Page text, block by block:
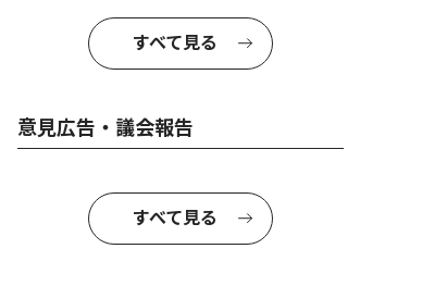
すべて見る
意見広告・議会報告
すべて見る